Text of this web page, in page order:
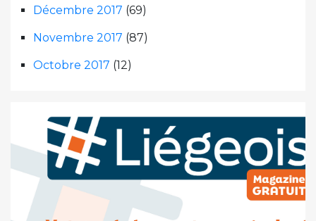
Décembre 2017 (69)
Novembre 2017 (87)
Octobre 2017 (12)